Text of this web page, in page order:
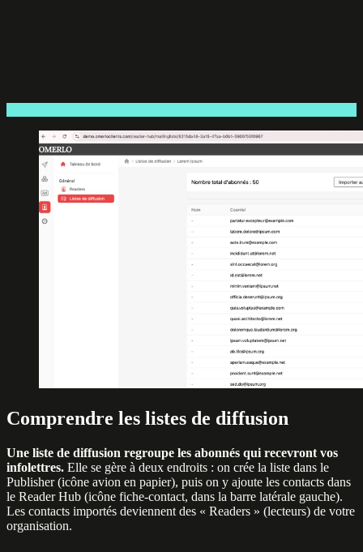
Comprendre les listes de diffusion
Une liste de diffusion regroupe les abonnés qui recevront vos
infolettres. Elle se gère à deux endroits : on crée la liste dans le
Publisher (icône avion en papier), puis on y ajoute les contacts dans
le Reader Hub (icône fiche-contact, dans la barre latérale gauche).
Les contacts importés deviennent des « Readers » (lecteurs) de votre
organisation.